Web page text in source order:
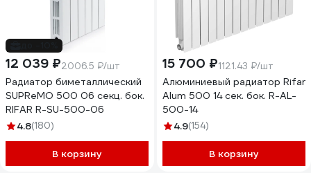
12 039 ₽2006.5 ₽/шт
Радиатор биметаллический
SUPReMO 500 06 секц. бок.
RIFAR R-SU-500-06
4.8(180)
В корзину
15 700 ₽1121.43 ₽/шт
Алюминиевый радиатор Rifar
Alum 500 14 сек. бок. R-AL-
500-14
4.9(154)
В корзину